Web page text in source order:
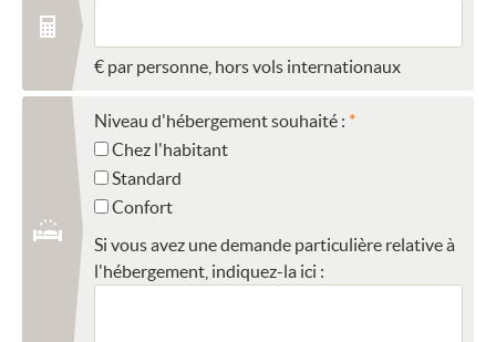
€ par personne, hors vols internationaux
Niveau d'hébergement souhaité :
Chez l'habitant
Standard
Confort
Si vous avez une demande particulière relative à
l'hébergement, indiquez-la ici :